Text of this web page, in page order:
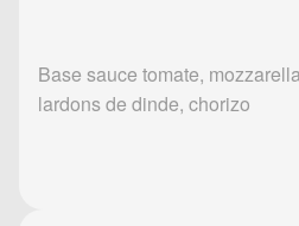
Base sauce tomate,
lardons de dinde, chorizo